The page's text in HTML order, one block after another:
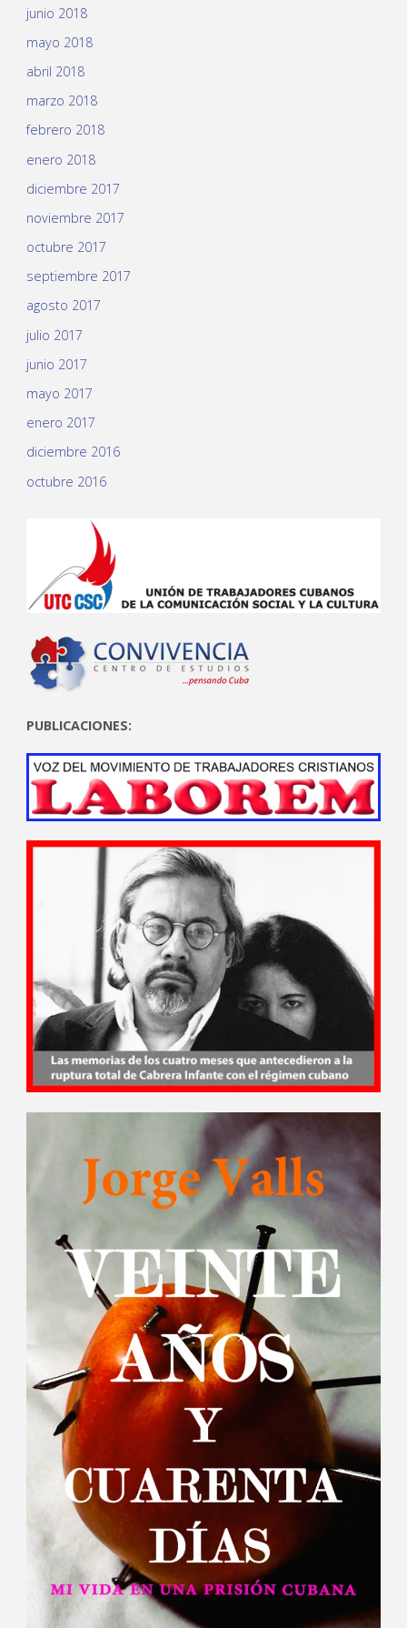
junio 2018
mayo 2018
abril 2018
marzo 2018
febrero 2018
enero 2018
diciembre 2017
noviembre 2017
octubre 2017
septiembre 2017
agosto 2017
julio 2017
junio 2017
mayo 2017
enero 2017
diciembre 2016
octubre 2016
PUBLICACIONES: